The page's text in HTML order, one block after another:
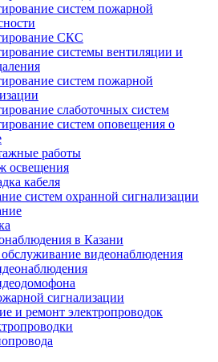
систем пожарной
СКС
системы вентиляции и
систем пожарной
слаботочных систем
систем оповещения о
работы
освещения
кабеля
систем охранной сигнализации
в Казани
обслуживание видеонаблюдения
сигнализации
и ремонт электропроводок